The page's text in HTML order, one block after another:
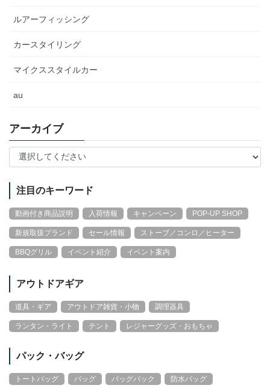
ルアーフィッシング
カースタイリング
マイクススタイルカー
au
アーカイブ
注目のキーワード
動画付き商品説明 入荷情報 キャンペーン POP-UP SHOP
新規取扱ブランド セール情報 ストーブ／コンロ／ヒーター
BBQグリル イベント紹介 イベント案内
アウトドアギア
道具・ギア アウトドア雑貨・小物 調理器具
ランタン・ライト テント レジャーグッズ・おもちゃ
パック・バッグ
トートバッグ バッグ バッグパック 防水バッグ